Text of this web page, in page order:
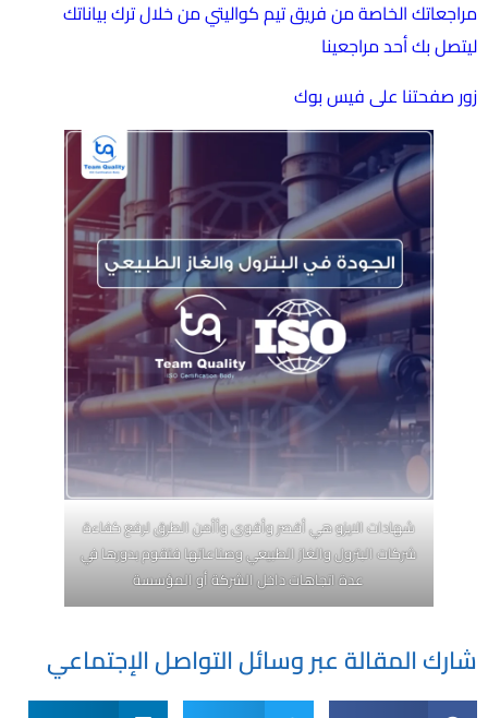
مراجعاتك الخاصة من فريق تيم كواليتي من خلال ترك بياناتك
ليتصل بك أحد مراجعينا
زور صفحتنا على فيس بوك
شهادات الايزو هي أقصر وأقوى وأأمن الطرق لرفع كفاءة
شركات البترول والغاز الطبيعي وصناعاتها فتقوم بدورها في
عدة اتجاهات داخل الشركة أو المؤسسة
شارك المقالة عبر وسائل التواصل الإجتماعي